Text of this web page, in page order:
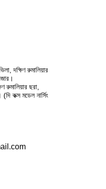
দক্ষিণ রুমালিয়ার
রুমালিয়ার ছরা,
কক্স মডেল নার্সিং